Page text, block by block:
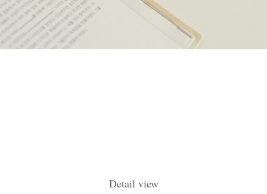
Detail view